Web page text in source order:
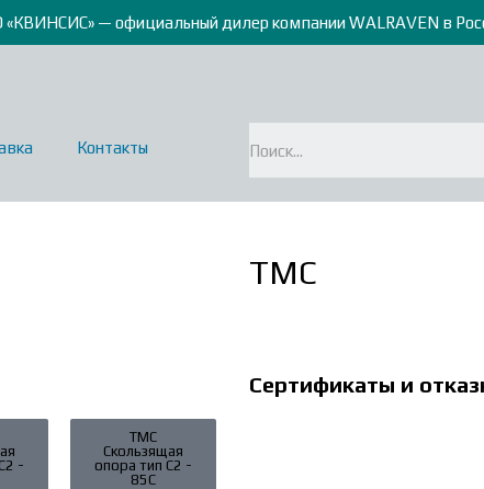
— официальный дилер компании WALRAVEN в
Контакты
-
ТМС
Скользящая
опора тип С2 -
85С
TMC
Сертификаты и